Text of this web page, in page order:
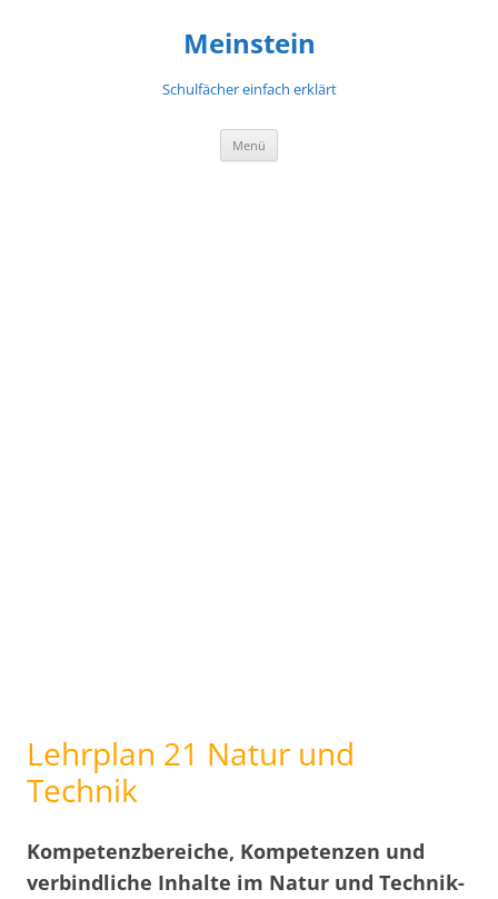
Meinstein
Schulfächer einfach erklärt
Menü
Lehrplan 21 Natur und
Technik
Kompetenzbereiche, Kompetenzen und
verbindliche Inhalte im Natur und Technik-